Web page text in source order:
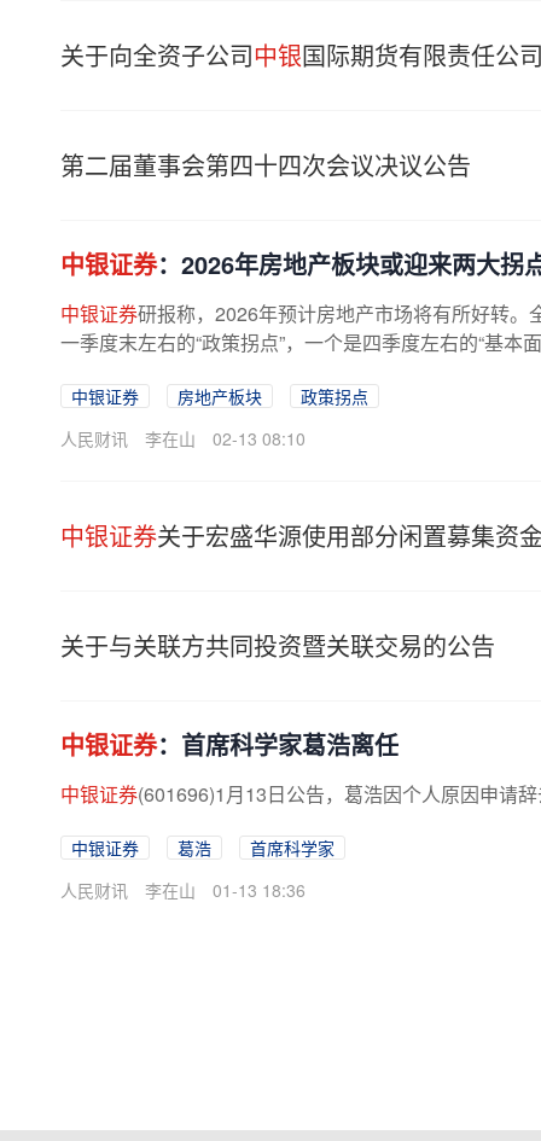
关于向全资子公司中银国际期货有限责任公
第二届董事会第四十四次会议决议公告
中银证券：2026年房地产板块或迎来两大拐
中银证券研报称，2026年预计房地产市场将有所好转
一季度末左右的“政策拐点”，一个是四季度左右的“基本
中银证券 房地产板块
政策拐点
人民财讯
李在山 02-13 08:10
中银证券关于宏盛华源使用部分闲置募集资
关于与关联方共同投资暨关联交易的公告
中银证券：首席科学家葛浩离任
中银证券(601696)1月13日公告，葛浩因个人原因申请
中银证券 葛浩
首席科学家
人民财讯
李在山 01-13 18:36